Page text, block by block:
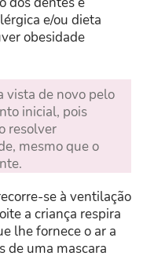
e/ou dieta
obesidade
vista de novo pelo
inicial, pois
resolver
mesmo que o
se à ventilação
a criança respira
lhe fornece o ar a
de uma mascara